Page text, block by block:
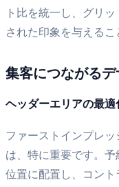
ト比を統一し、グリ
された印象を与えるこ
集客につながる
ヘッダーエリアの最適
ファーストインプレ
は、特に重要です。
位置に配置し、コント